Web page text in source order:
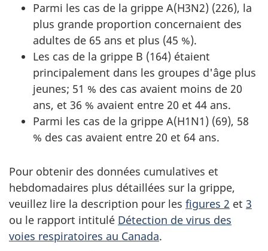
Parmi les cas de la grippe A(H3N2) (226), la
plus grande proportion concernaient des
adultes de 65 ans et plus (45 %).
Les cas de la grippe B (164) étaient
principalement dans les groupes d'âge plus
jeunes; 51 % des cas avaient moins de 20
ans, et 36 % avaient entre 20 et 44 ans.
Parmi les cas de la grippe A(H1N1) (69), 58
% des cas avaient entre 20 et 64 ans.
Pour obtenir des données cumulatives et
hebdomadaires plus détaillées sur la grippe,
veuillez lire la description pour les figures 2 et 3
ou le rapport intitulé Détection de virus des
voies respiratoires au Canada.